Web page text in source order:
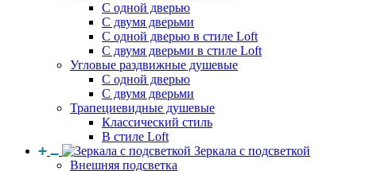
С одной дверью
С двумя дверьми
С одной дверью в стиле Loft
С двумя дверьми в стиле Loft
Угловые раздвижные душевые
С одной дверью
С двумя дверьми
Трапециевидные душевые
Классический стиль
В стиле Loft
Зеркала с подсветкой
Внешняя подсветка